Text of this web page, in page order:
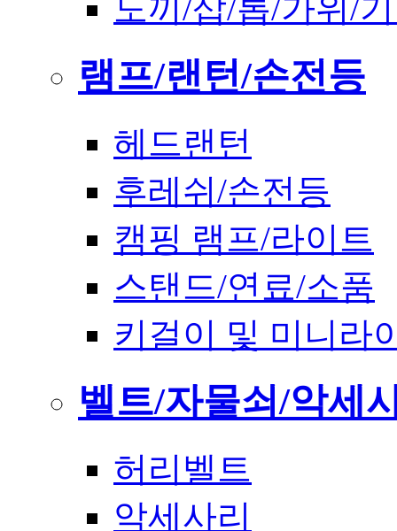
도끼/삽/톱/가위/
램프/랜턴/손전등
헤드랜턴
후레쉬/손전등
캠핑 램프/라이트
스탠드/연료/소품
키걸이 및 미니라
벨트/자물쇠/악세
허리벨트
악세사리